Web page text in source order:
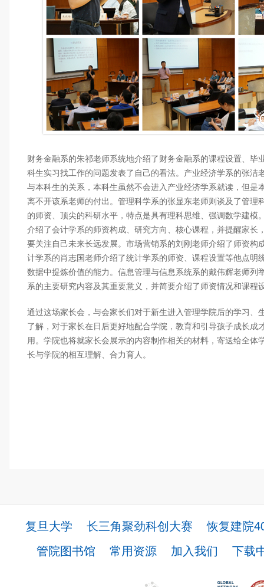
财务金融系的朱祁老师系统地介绍了财务金融系的课程设置、毕
科生实习找工作的问题发表了自己的看法。产业经济学系的张洁
与本科生的关系，本科生虽然不会进入产业经济学系就读，但是
离不开该系老师的付出。管理科学系的张显东老师则谈及了管理
的师资、顶尖的科研水平，特点是具有理科思维、强调数学建模
介绍了会计学系的师资构成、研究方向、核心课程，并提醒家长
要关注自己未来长远发展。市场营销系的刘刚老师介绍了师资构
计学系的肖志国老师介绍了统计学系的师资、课程设置等他点明
数据中提炼价值的能力。信息管理与信息系统系的戴伟辉老师列
系的主要研究内容及其重要意义，并简要介绍了师资情况和课程
通过这场家长会，与会家长们对于新生进入管理学院后的学习、
了解，对于家长在日后更好地配合学院，教育和引导孩子成长成
用。学院也将就家长会展示的内容制作相关的材料，寄送给全体
长与学院的相互理解、合力育人。
复旦大学 长三角聚劲科创大赛
恢复建院
管院图书馆
常用资源 加入我们 下载